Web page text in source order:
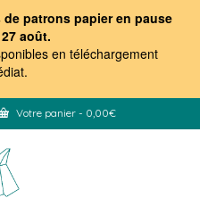
patrons papier en pause
août.
en téléchargement
.
Votre panier - 0,00€